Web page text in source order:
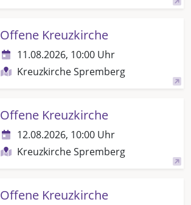
Offene Kreuzkirche
11.08.2026, 10:00 Uhr
Kreuzkirche Spremberg
Offene Kreuzkirche
12.08.2026, 10:00 Uhr
Kreuzkirche Spremberg
Offene Kreuzkirche